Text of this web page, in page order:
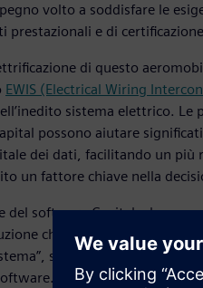
volto a soddisfare le
e di
di questo
EWIS (Electrical Wiring
sistema elettrico.
possono aiutare
dei dati, facilitando un
un fattore chiave nella
del software Capital, che
che consente di
sostiene Anthony Nicoli,
“Per poter